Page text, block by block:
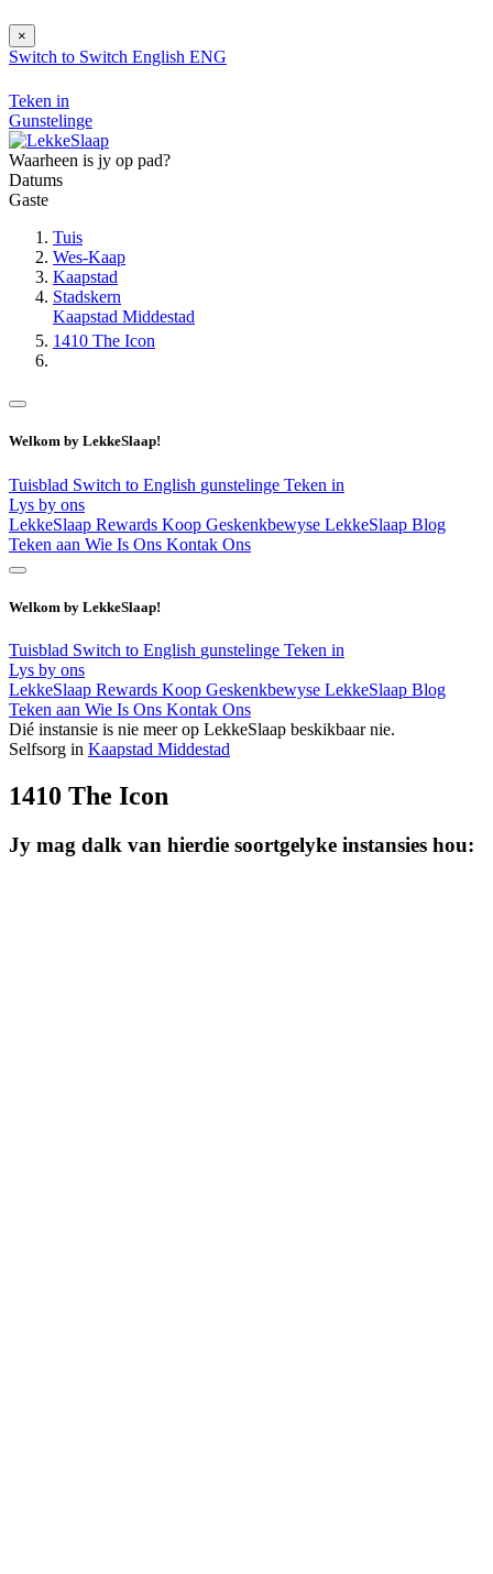
×
Switch to Switch English ENG
Teken in
Gunstelinge
Waarheen is jy op pad?
Datums
Gaste
Tuis
Wes-Kaap
Kaapstad
Stadskern
Kaapstad Middestad
1410 The Icon
Welkom by LekkeSlaap!
Tuisblad Switch to English gunstelinge Teken in
Lys by ons
LekkeSlaap Rewards Koop Geskenkbewyse LekkeSlaap Blog
Teken aan Wie Is Ons Kontak Ons
Welkom by LekkeSlaap!
Tuisblad Switch to English gunstelinge Teken in
Lys by ons
LekkeSlaap Rewards Koop Geskenkbewyse LekkeSlaap Blog
Teken aan Wie Is Ons Kontak Ons
Dié instansie is nie meer op LekkeSlaap beskikbaar nie.
Selfsorg in Kaapstad Middestad
1410 The Icon
Jy mag dalk van hierdie soortgelyke instansies hou: